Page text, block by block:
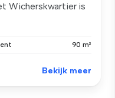
Wicherskwartier is
90 m²
Bekijk meer